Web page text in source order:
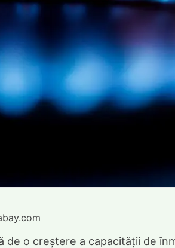
de o creștere a capacității de